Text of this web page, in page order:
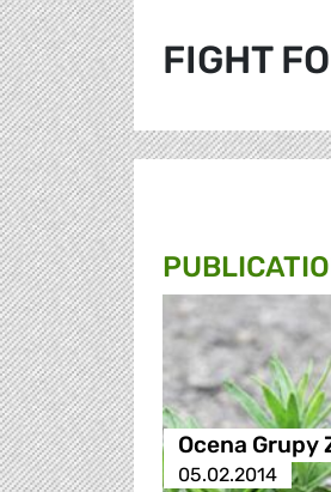
FIGHT
Ocena Grupy
05.02.2014